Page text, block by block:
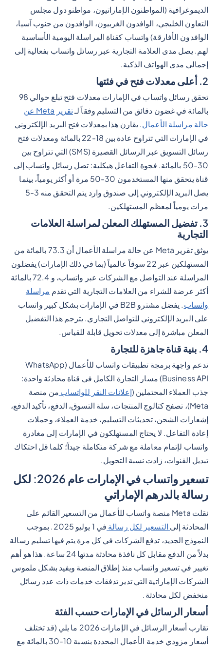
الديموغرافية (المواطنون الإماراتيون، مواطنو دول مجلس
التعاون الخليجي، الوافدون الغربيون، الوافدون من جنوب آسيا،
الوافدون الأفارقة) واتساب كقناة المراسلة اليومية الأساسية
لهم. يصل مدى العلامة التجارية عبر رسائل واتساب بفعالية إلى
إجمالي مدى الهواتف الذكية.
2. أعلى معدلات فتح في فئتها
تحقق رسائل واتساب في الإمارات معدلات فتح تبلغ حوالي 98
بالمائة في غضون دقائق من التسليم وفقاً لـ
تقرير Meta عن
حالة مراسلة الأعمال. يقارن هذا بمعدلات فتح البريد الإلكتروني
في الإمارات التي تتراوح عادة بين 18-22 بالمائة ومعدلات فتح
رسائل التسويق عبر الرسائل القصيرة (SMS) التي تتراوح بين
30-50 بالمائة. فجوة التفاعل هيكلية: تصل رسائل واتساب إلى
قناة يتحقق منها المستخدمون 30-50 مرة أو أكثر يومياً، بينما
يصل البريد الإلكتروني إلى صندوق وارد يتم التحقق منه 3-5
مرات يومياً لمعظم المستهلكين.
3. تفضيل المستهلك المعلن لمراسلة العلامات
التجارية
يوثق تقرير Meta عن حالة مراسلة الأعمال أن 73.3 بالمائة من
المستهلكين عبر 22 سوقاً عالمياً (بما في ذلك الإمارات) يفضلون
المراسلة عند التواصل مع الشركات عبر واتساب، و 72.4 بالمائة
أكثر عرضة للشراء من العلامات التجارية التي تقدم مراسلة
واتساب
. يفضل مشترو B2B في الإمارات بشكل كبير واتساب
على البريد الإلكتروني للتواصل التجاري. يترجم هذا التفضيل
المعلن مباشرة إلى معدلات تحويل قابلة للقياس.
4. بنية قناة جاهزة للتجارة
تدعم واجهة برمجة تطبيقات واتساب للأعمال (WhatsApp
Business API) مسار التجارة الكامل في قناة محادثة واحدة:
جذب العملاء المحتملين (إعلانات النقر للواتساب من منصة
Meta)، تصفح كتالوج المنتجات، سلة التسوق، الدفع، تأكيد الدفع،
إشعارات الشحن، تحديثات التسليم، خدمة العملاء، وحملات
إعادة التفاعل. لا يحتاج المستهلكون في الإمارات إلى مغادرة
واتساب لإتمام معاملة مع شركة متكاملة جيداً؛ كلما قل احتكاك
تبديل القنوات، زادت نسبة التحويل.
تسعير واتساب في الإمارات عام 2026: لكل
رسالة بالدرهم الإماراتي
نقلت Meta منصة واتساب للأعمال من التسعير القائم على
المحادثة إلى التسعير لكل رسالة
في 1 يوليو 2025. بموجب
النموذج الجديد، تدفع الشركات في كل مرة يتم فيها تسليم رسالة
بدلاً من الدفع مقابل كل نافذة محادثة مدتها 24 ساعة. هذا هو أهم
تغيير في تسعير واتساب منذ إطلاق المنصة ويفيد بشكل ملموس
الشركات الإماراتية التي تدير تدفقات خدمات ذات عدد رسائل
منخفض لكل محادثة.
أسعار الرسائل في الإمارات حسب الفئة
تقارب أسعار الرسائل في الإمارات 2026 ما يلي (قد تختلف
أسعار مزودي خدمة الأعمال المحددة بنسبة 10-30 بالمائة مع